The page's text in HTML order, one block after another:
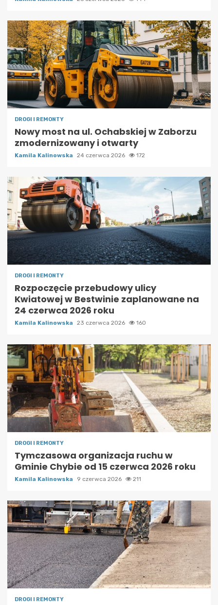
DROGI I REMONTY
Nowy most na ul. Ochabskiej w Zaborzu
zmodernizowany i otwarty
Kamila Kalinowska 24 czerwca 2026 172
DROGI I REMONTY
Rozpoczęcie przebudowy ulicy
Kwiatowej w Bestwinie zaplanowane na
24 czerwca 2026 roku
Kamila Kalinowska 23 czerwca 2026 160
DROGI I REMONTY
Tymczasowa organizacja ruchu w
Gminie Chybie od 15 czerwca 2026 roku
Kamila Kalinowska 9 czerwca 2026 211
DROGI I REMONTY